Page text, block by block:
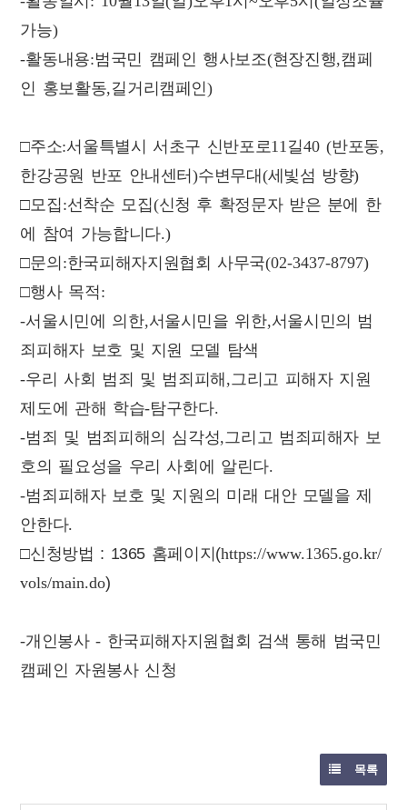
가능)
-활동내용:범국민 캠페인 행사보조(현장진행,캠페
인 홍보활동,길거리캠페인)
□주소:서울특별시 서초구 신반포로11길40 (반포동,
한강공원 반포 안내센터)수변무대 (세빛섬 방향)
□모집 :선착순 모집(신청 후 확정문자 받은 분에 한
에 참여 가능합니다.)
□문의 :한국피해자지원협회 사무국(02-3437-8797)
□행사 목적:
-서울시민에 의한,서울시민을 위한,서울시민의 범
죄피해자 보호 및 지원 모델 탐색
-우리 사회 범죄 및 범죄피해 ,그리고 피해자 지원
제도에 관해 학습-탐구한다.
-범죄 및 범죄피해의 심각성,그리고 범죄피해자 보
호의 필요성을 우리 사회에 알린다.
-범죄피해자 보호 및 지원의 미래 대안 모델을 제
안한다.
□신청방법 : 1365 홈페이지(https://www.1365.go.kr/
vols/main.do)
-개인봉사 - 한국피해자지원협회 검색 통해 범국민
캠페인 자원봉사 신청
목록